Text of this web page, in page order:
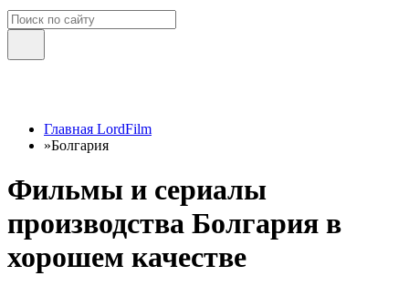
Главная LordFilm
»Болгария
Фильмы и сериалы
производства Болгария в
хорошем качестве